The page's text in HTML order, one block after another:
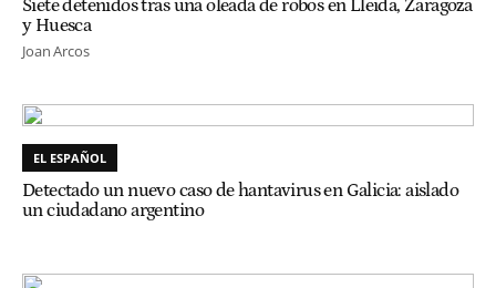
Siete detenidos tras una oleada de robos en Lleida, Zaragoza
y Huesca
Joan Arcos
EL ESPAÑOL
Detectado un nuevo caso de hantavirus en Galicia: aislado
un ciudadano argentino